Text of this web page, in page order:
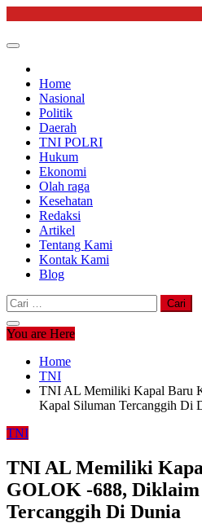
content
Home
Nasional
Politik
Daerah
TNI POLRI
Hukum
Ekonomi
Olah raga
Kesehatan
Redaksi
Artikel
Tentang Kami
Kontak Kami
Blog
Cari
untuk:
You are Here
Home
TNI
TNI AL Memiliki Kapal Baru
Kapal Siluman Tercanggih Di
TNI
TNI AL Memiliki
GOLOK -688,
Tercanggih Di Dunia